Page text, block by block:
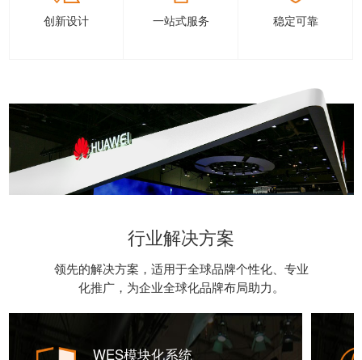
创新设计 一站式服务 稳定可靠
行业解决方案
领先的解决方案，适用于全球品牌个性化、专业
化推广，为企业全球化品牌布局助力。
WES模块化系统